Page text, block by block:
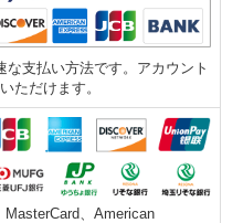
な支払い方法です。アカウント
ただけます。
、American